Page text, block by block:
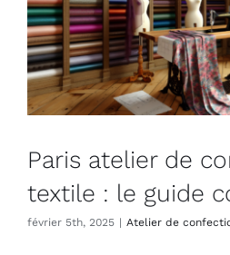
Paris atelier de
textile : le guide
février 5th, 2025 | Atelier de